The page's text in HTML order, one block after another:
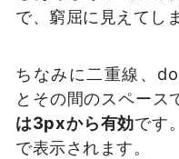
で、窮屈に見えてし
ちなみに二重線、
とその間のスペース
は3pxから有効です
で表示されます。